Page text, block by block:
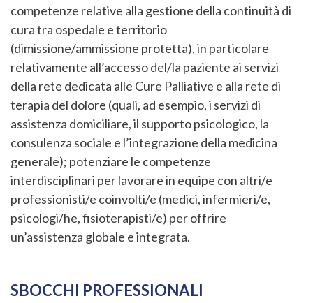
competenze relative alla gestione della continuità di
cura tra ospedale e territorio
(dimissione/ammissione protetta), in particolare
relativamente all’accesso del/la paziente ai servizi
della rete dedicata alle Cure Palliative e alla rete di
terapia del dolore (quali, ad esempio, i servizi di
assistenza domiciliare, il supporto psicologico, la
consulenza sociale e l’integrazione della medicina
generale); potenziare le competenze
interdisciplinari per lavorare in equipe con altri/e
professionisti/e coinvolti/e (medici, infermieri/e,
psicologi/he, fisioterapisti/e) per offrire
un’assistenza globale e integrata.
SBOCCHI PROFESSIONALI